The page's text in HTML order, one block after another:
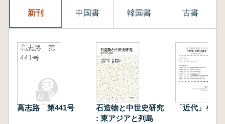
新刊 中国書 韓国書 古書
高志路 第
441号
高志路 第441号
石造物と中世史研究
: 東アジアと列島
「近代」を問